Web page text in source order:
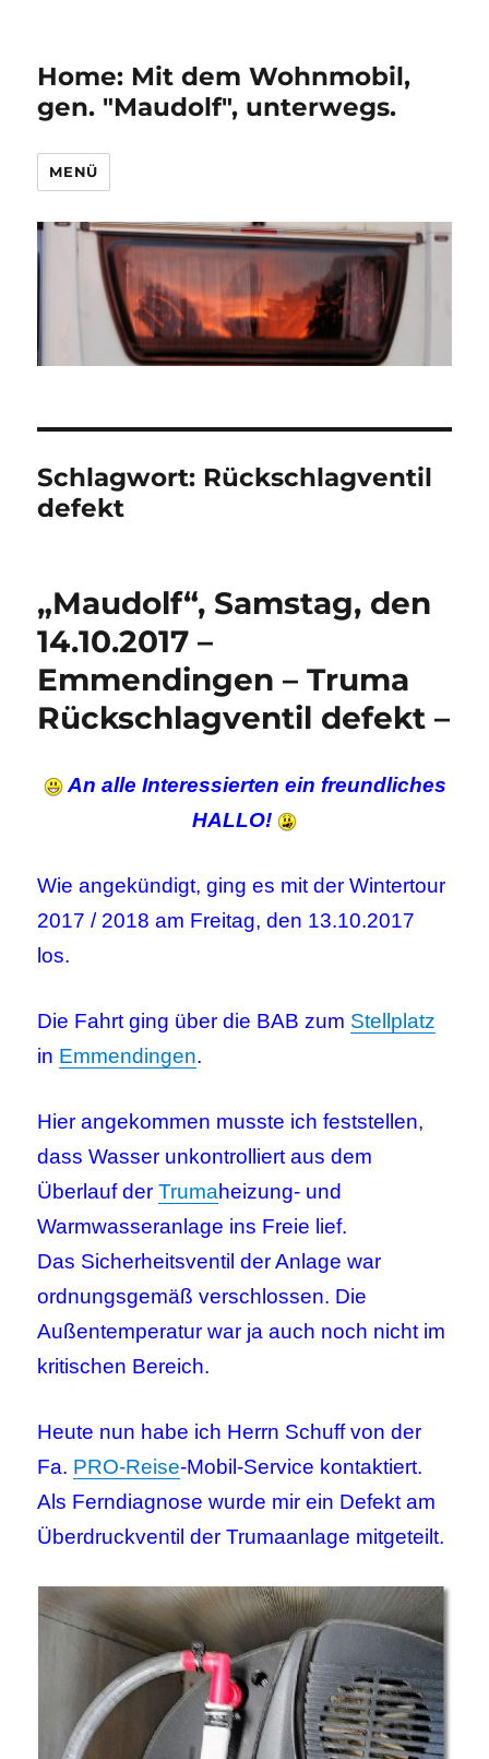
Home: Mit dem Wohnmobil,
gen. "Maudolf", unterwegs.
MENÜ
Schlagwort: Rückschlagventil
defekt
„Maudolf“, Samstag, den
14.10.2017 –
Emmendingen – Truma
Rückschlagventil defekt –
An alle Interessierten ein freundliches
HALLO!
Wie angekündigt, ging es mit der Wintertour
2017 / 2018 am Freitag, den 13.10.2017
los.
Die Fahrt ging über die BAB zum Stellplatz
in Emmendingen.
Hier angekommen musste ich feststellen,
dass Wasser unkontrolliert aus dem
Überlauf derTrumaheizung- und
Warmwasseranlage ins Freie lief.
Das Sicherheitsventil der Anlage war
ordnungsgemäß verschlossen. Die
Außentemperatur war ja auch noch nicht im
kritischen Bereich.
Heute nun habe ich Herrn Schuff von der
Fa. PRO-Reise-Mobil-Service kontaktiert.
Als Ferndiagnose wurde mir ein Defekt am
Überdruckventil der Trumaanlage mitgeteilt.